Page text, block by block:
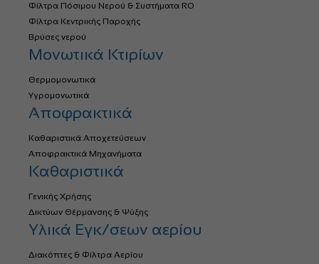
Φίλτρα Πόσιμου Νερού & Συστήματα RO
Φίλτρα Κεντρικής Παροχής
Βρύσες νερού
Μονωτικά Κτιρίων
Θερμομονωτικά
Υγρομονωτικά
Αποφρακτικά
Καθαριστικά Αποχετεύσεων
Αποφρακτικά Μηχανήματα
Καθαριστικά
Γενικής Χρήσης
Δικτύων Θέρμανσης & Ψύξης
Υλικά Εγκ/σεων αερίου
Διακόπτες & Φίλτρα Αερίου